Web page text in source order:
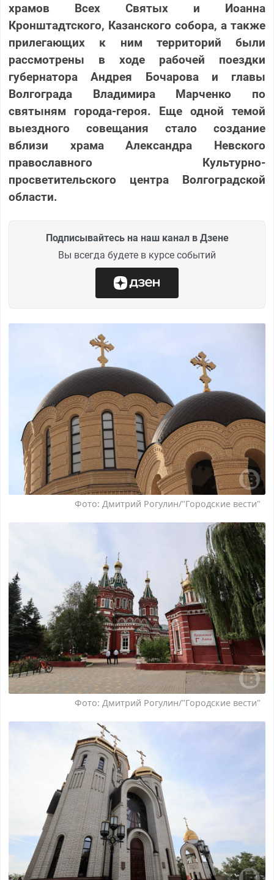
храмов Всех Святых и Иоанна
Кронштадтского, Казанского собора, а также
прилегающих к ним территорий были
рассмотрены в ходе рабочей поездки
губернатора Андрея Бочарова и главы
Волгограда Владимира Марченко по
святыням города-героя. Еще одной темой
выездного совещания стало создание
вблизи храма Александра Невского
православного Культурно-
просветительского центра Волгоградской
области.
Подписывайтесь на наш канал в Дзене
Вы всегда будете в курсе событий
Фото: Дмитрий Рогулин/"Городские вести"
Фото: Дмитрий Рогулин/"Городские вести"